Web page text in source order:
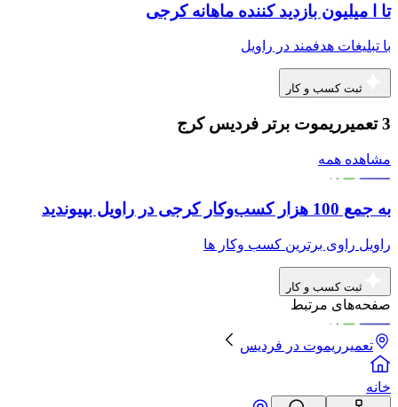
تا ا میلیون بازدید کننده ماهانه کرجی
با تبلیغات هدفمند در راویل
ثبت کسب و کار
3 تعمیرریموت برتر فردیس کرج
مشاهده همه
به جمع 100 هزار کسب‌وکار کرجی در راویل بپیوندید
راویل راوی برترین کسب وکار ها
ثبت کسب و کار
صفحه‌های مرتبط
تعمیرریموت در فردیس
خانه